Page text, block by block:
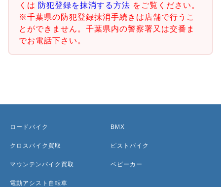
くは 防犯登録を抹消する方法 をご覧ください。
※千葉県の防犯登録抹消手続きは店舗で行うこ
とができません。千葉県内の警察署又は交番ま
でお電話下さい。
ロードバイク
クロスバイク買取
マウンテンバイク買取
電動アシスト自転車
BMX
ピストバイク
ベビーカー